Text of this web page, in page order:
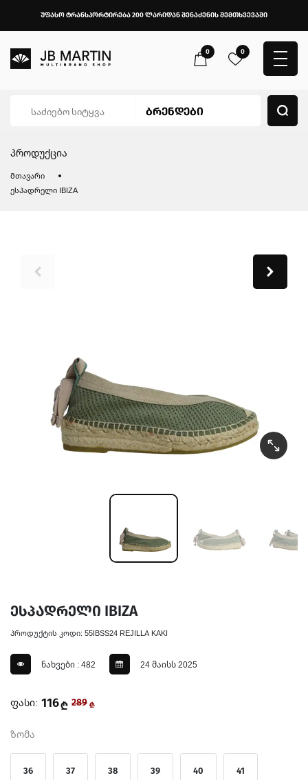
უფასო ტრანსპორტირება 200 ლარიდან შენაძენის შემთხვევაში
0 0
პროდუქცია
მთავარი
ესპადრელი IBIZA
ესპადრელი IBIZA
პროდუქტის კოდი: 55IBSS24 REJILLA KAKI
ნახვები : 482 24 მაისს 2025
ფასი: 116₾ 289 ₾
ზომა
36 37 38 39 40 41